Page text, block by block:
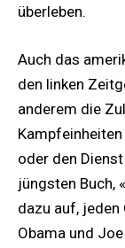
überleben.
Auch das
den linken
anderem die
oder den
jüngsten Buch,
dazu auf, jeden
Obama und